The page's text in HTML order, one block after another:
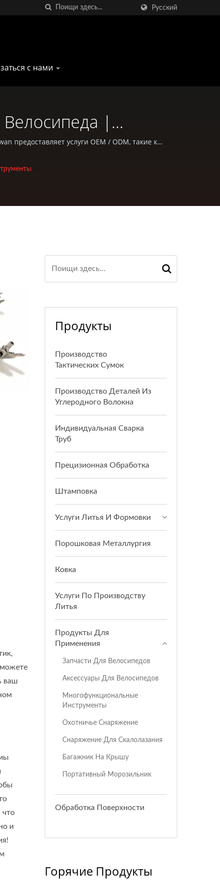
Русский
с нами
|
Альпинизма И
предоставляет услуги OEM / ODM, такие как
велосипедов и активного отдыха.
ваш
что
и
Продукты
Производство
Тактических Сумок
Производство Деталей Из
Углеродного Волокна
Индивидуальная Сварка
Труб
Прецизионная Обработка
Штамповка
Услуги Литья И Формовки
Порошковая Металлургия
Ковка
Услуги По Производству
Литья
Продукты Для
Применения
Запчасти Для Велосипедов
Аксессуары Для Велосипедов
Многофункциональные
Инструменты
Охотничье Снаряжение
Снаряжение Для Скалолазания
Багажник На Крышу
Портативный Морозильник
Обработка Поверхности
Горячие Продукты